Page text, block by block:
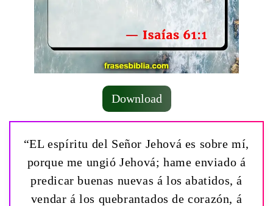
Download
“EL espíritu del Señor Jehová es sobre mí,
porque me ungió Jehová; hame enviado á
predicar buenas nuevas á los abatidos, á
vendar á los quebrantados de corazón, á